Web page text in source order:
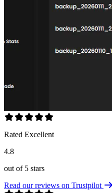
Rated Excellent
4.8
out of 5 stars
Read our reviews on Trustpilot